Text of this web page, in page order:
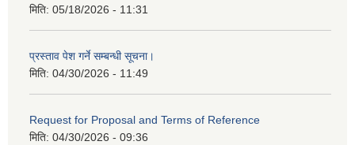
मिति: 05/18/2026 - 11:31
प्रस्ताव पेश गर्ने सम्बन्धी सूचना।
मिति: 04/30/2026 - 11:49
Request for Proposal and Terms of Reference
मिति: 04/30/2026 - 09:36